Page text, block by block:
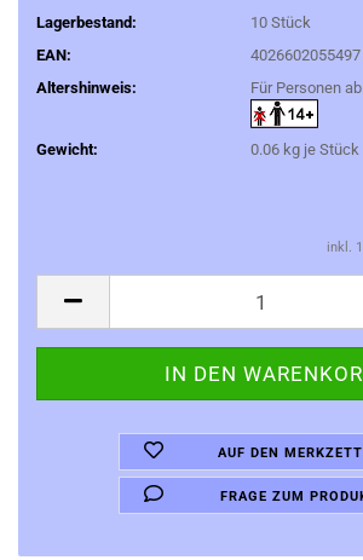
Lagerbestand: 10 Stück
EAN:
4026602055497
Altershinweis:
Für Personen
Gewicht: 0.06kg je Stück
inkl.
AUF DEN
FRAGE ZUM